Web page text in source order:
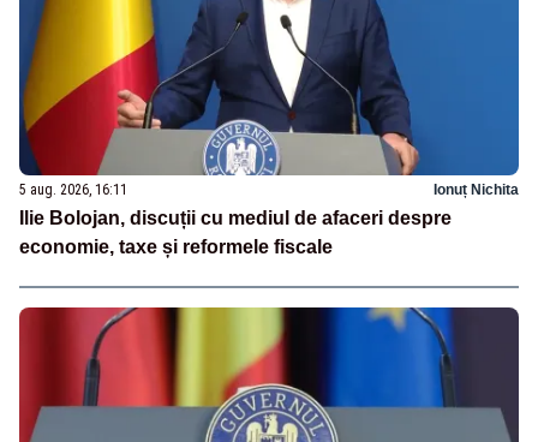
5 aug. 2026, 16:11 Ionuț Nichita
Ilie Bolojan, discuții cu mediul de afaceri despre
economie, taxe și reformele fiscale